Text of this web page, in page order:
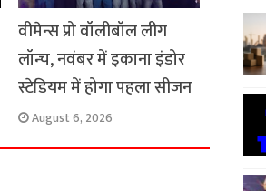
वीमेन्स प्रो वॉलीबॉल लीग
लॉन्च, नवंबर में इकाना इंडोर
स्टेडियम में होगा पहला सीजन
August 6, 2026